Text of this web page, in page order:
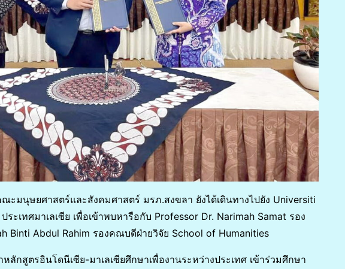
ะมนุษยศาสตร์และสังคมศาสตร์ มรภ.สงขลา ยังได้เดินทางไปยัง Universiti
ระเทศมาเลเซีย เพื่อเข้าพบหารือกับ Professor Dr. Narimah Samat รอง
Binti Abdul Rahim รองคณบดีฝ่ายวิจัย School of Humanities
ลักสูตรอินโดนีเซีย-มาเลเซียศึกษาเพื่องานระหว่างประเทศ เข้าร่วมศึกษา